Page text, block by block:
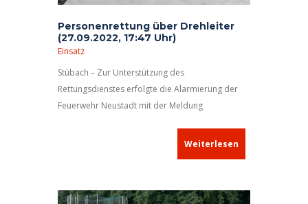
Personenrettung über Drehleiter
(27.09.2022, 17:47 Uhr)
Einsatz
Stübach – Zur Unterstützung des
Rettungsdienstes erfolgte die Alarmierung der
Feuerwehr Neustadt mit der Meldung
Weiterlesen